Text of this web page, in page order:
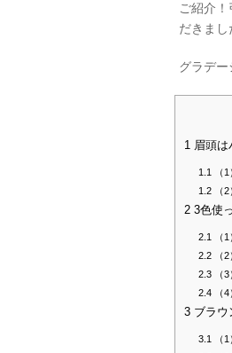
ご紹介
だきまし
グラデー
1 眉頭は
1.1
（
1.2（2
2 3色使
2.1
（
2.2（2
2.3（3
2.4（4
3 ブラウ
3.1
（